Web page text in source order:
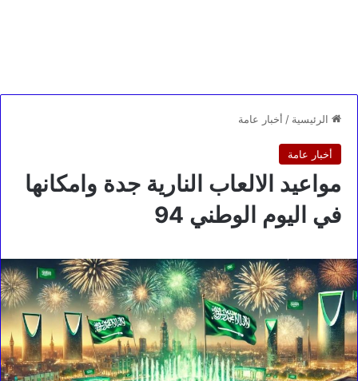
الرئيسية / أخبار عامة
أخبار عامة
مواعيد الالعاب النارية جدة وامكانها
في اليوم الوطني 94